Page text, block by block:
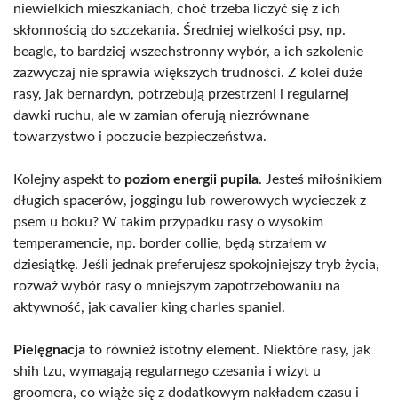
niewielkich mieszkaniach, choć trzeba liczyć się z ich
skłonnością do szczekania. Średniej wielkości psy, np.
beagle, to bardziej wszechstronny wybór, a ich szkolenie
zazwyczaj nie sprawia większych trudności. Z kolei duże
rasy, jak bernardyn, potrzebują przestrzeni i regularnej
dawki ruchu, ale w zamian oferują niezrównane
towarzystwo i poczucie bezpieczeństwa.
Kolejny aspekt to poziom energii pupila. Jesteś miłośnikiem
długich spacerów, joggingu lub rowerowych wycieczek z
psem u boku? W takim przypadku rasy o wysokim
temperamencie, np. border collie, będą strzałem w
dziesiątkę. Jeśli jednak preferujesz spokojniejszy tryb życia,
rozważ wybór rasy o mniejszym zapotrzebowaniu na
aktywność, jak cavalier king charles spaniel.
Pielęgnacja to również istotny element. Niektóre rasy, jak
shih tzu, wymagają regularnego czesania i wizyt u
groomera, co wiąże się z dodatkowym nakładem czasu i